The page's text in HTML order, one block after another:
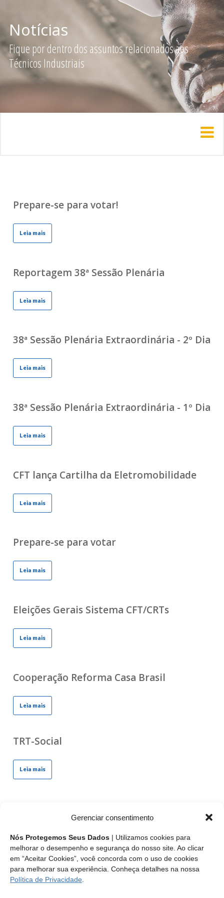
Gerenciar consentimento
Nós Protegemos Seus Dados | Utilizamos cookies para
melhorar o desempenho e segurança do nosso site. Ao clicar
em “Aceitar Cookies”, você concorda com o uso de cookies
para melhorar sua experiência. Conheça detalhes na nossa
Política de Privacidade
Notícias
Fique por dentro dos assuntos relacionados aos
Técnicos Industriais
Prepare-se para votar!
Leia mais
Reportagem 38ª Sessão Plenária
Leia mais
38ª Sessão Plenária Extraordinária - 2º Dia
Leia mais
38ª Sessão Plenária Extraordinária - 1º Dia
Leia mais
CFT lança Cartilha da Eletromobilidade
Leia mais
Prepare-se para votar
Leia mais
Eleições Gerais Sistema CFT/CRTs
Leia mais
Cooperação Reforma Casa Brasil
Leia mais
TRT-Social
Leia mais
Leia mais